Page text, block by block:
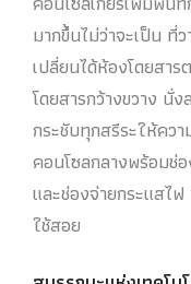
มากขึ้นไม่ว่าจะเป็น ที่
เปลี่ยนได้ห้องโดยสา
โดยสารกว้างขวาง นั่
กระชับทุกสรีระให้คว
คอนโซลกลางพร้อมช่
และช่องจ่ายกระแสไ
ใช้สอย